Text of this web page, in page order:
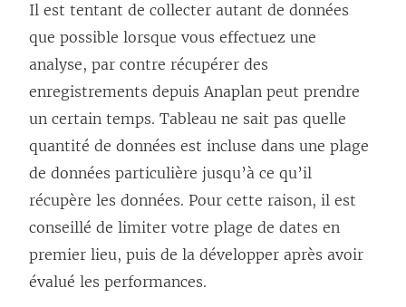
Il est tentant de collecter autant de données
que possible lorsque vous effectuez une
analyse, par contre récupérer des
enregistrements depuis Anaplan peut prendre
un certain temps. Tableau ne sait pas quelle
quantité de données est incluse dans une plage
de données particulière jusqu’à ce qu’il
récupère les données. Pour cette raison, il est
conseillé de limiter votre plage de dates en
premier lieu, puis de la développer après avoir
évalué les performances.